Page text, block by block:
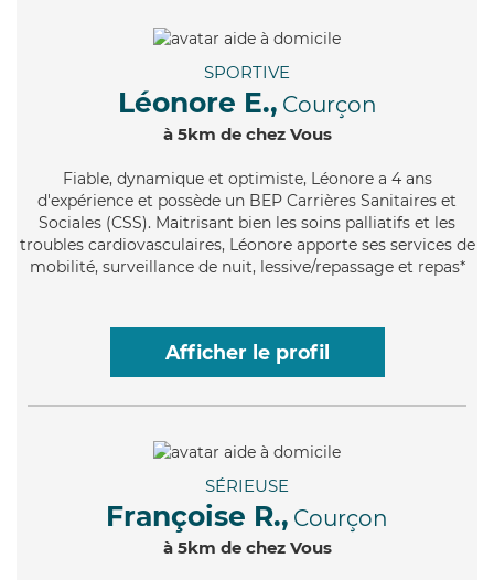
SPORTIVE
Léonore E., Courçon
à 5km de chez Vous
Fiable, dynamique et optimiste, Léonore a 4 ans
d'expérience et possède un BEP Carrières Sanitaires et
Sociales (CSS). Maitrisant bien les soins palliatifs et les
troubles cardiovasculaires, Léonore apporte ses services de
mobilité, surveillance de nuit, lessive/repassage et repas*
Afficher le profil
SÉRIEUSE
Françoise R., Courçon
à 5km de chez Vous